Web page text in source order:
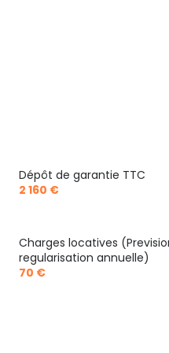
Dépôt de garantie TTC
2 160 €
Charges locatives
regularisation annuelle)
70 €